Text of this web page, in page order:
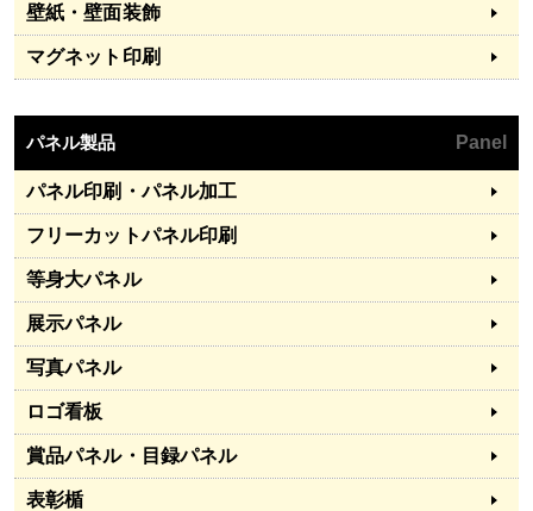
壁紙・壁面装飾
マグネット印刷
パネル製品 Panel
パネル印刷・パネル加工
フリーカットパネル印刷
等身大パネル
展示パネル
写真パネル
ロゴ看板
賞品パネル・目録パネル
表彰楯